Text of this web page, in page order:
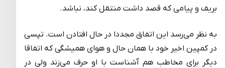
بریف و پیامی که قصد داشت منتقل کند، نباشد.
به نظر می‌رسد این اتفاق مجددا در حال افتادن است. تپسی
در کمپین اخیر خود با همان حال و هوای همیشگی که اتفاقا
دیگر برای مخاطب هم آشناست با او حرف می‌زند ولی در